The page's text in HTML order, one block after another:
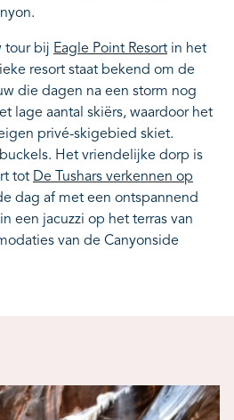
tour bij Eagle Point Resort in het
resort staat bekend om de
die dagen na een storm nog
lage aantal skiërs, waardoor het
privé-skigebied skiet.
Het vriendelijke dorp is
tot De Tushars verkennen op
dag af met een ontspannend
een jacuzzi op het terras van
van de Canyonside